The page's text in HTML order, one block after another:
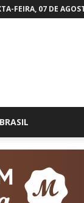
FEIRA, 07 DE
BRASIL